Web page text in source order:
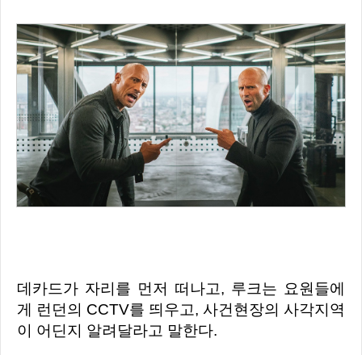
데카드가 자리를 먼저 떠나고, 루크는 요원들에
게 런던의 CCTV를 띄우고, 사건현장의 사각지역
이 어딘지 알려달라고 말한다.